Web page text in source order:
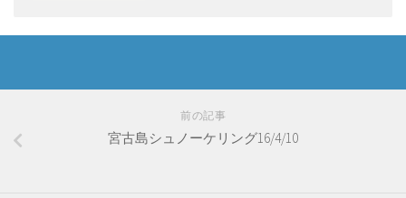
前の記事
宮古島シュノーケリング16/4/10